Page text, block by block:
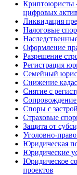
Криптоюристы
цифровых
Ликвидация
Налоговые
Оформление
Разрешение
Регистрация
Семейный
Снижение
Снятие с
Сопровождение
Споры с
Страховые
Защита от
Уголовно-
Юридическая
Юридические
Юридическое
проектов